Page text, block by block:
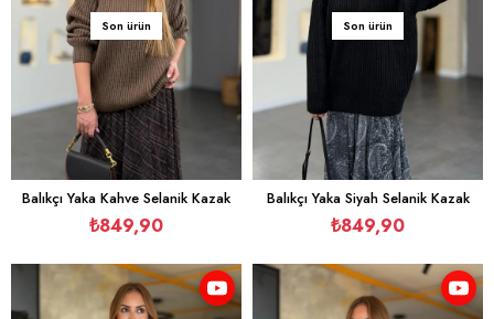
Son ürün
Balıkçı Yaka Kahve Selanik Kazak
₺849,90
Son ürün
Balıkçı Yaka Siyah Selanik Kazak
₺849,90